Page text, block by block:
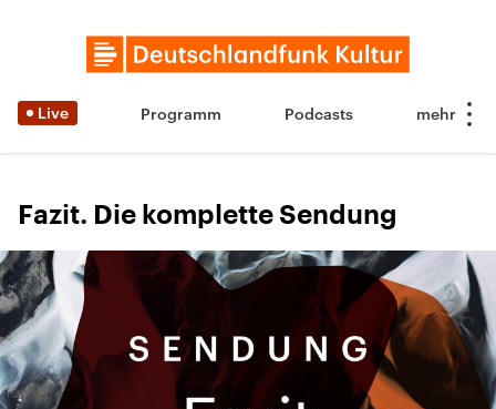
Live Programm Podcasts
Fazit. Die komplette Sendung